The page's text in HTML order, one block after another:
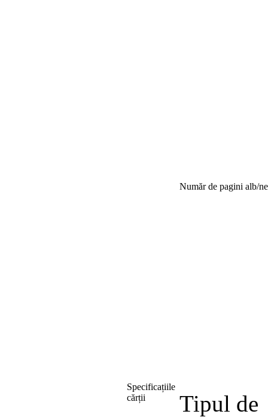
Specificațiile
cărții
Număr de pagini alb/
Tipul de